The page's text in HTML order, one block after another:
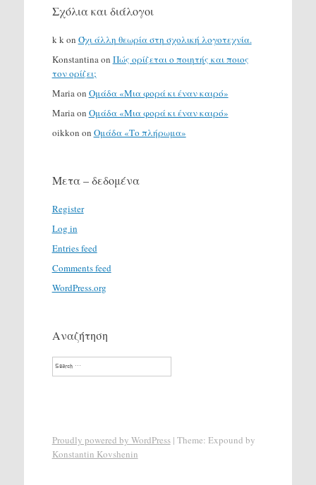
Σχόλια και διάλογοι
k kon Όχι άλλη θεωρία στη σχολική λογοτεχνία.
Konstantinaon Πώς ορίζεται ο ποιητής και ποιος
τον ορίζει;
Mariaon Ομάδα «Μια φορά κι έναν καιρό»
Mariaon Ομάδα «Μια φορά κι έναν καιρό»
oikkon on Ομάδα «Το πλήρωμα»
Μετα – δεδομένα
Register
Log in
Entries feed
Comments feed
WordPress.org
Αναζήτηση
Search
Proudly powered by WordPress| Theme: Expound by
Konstantin Kovshenin